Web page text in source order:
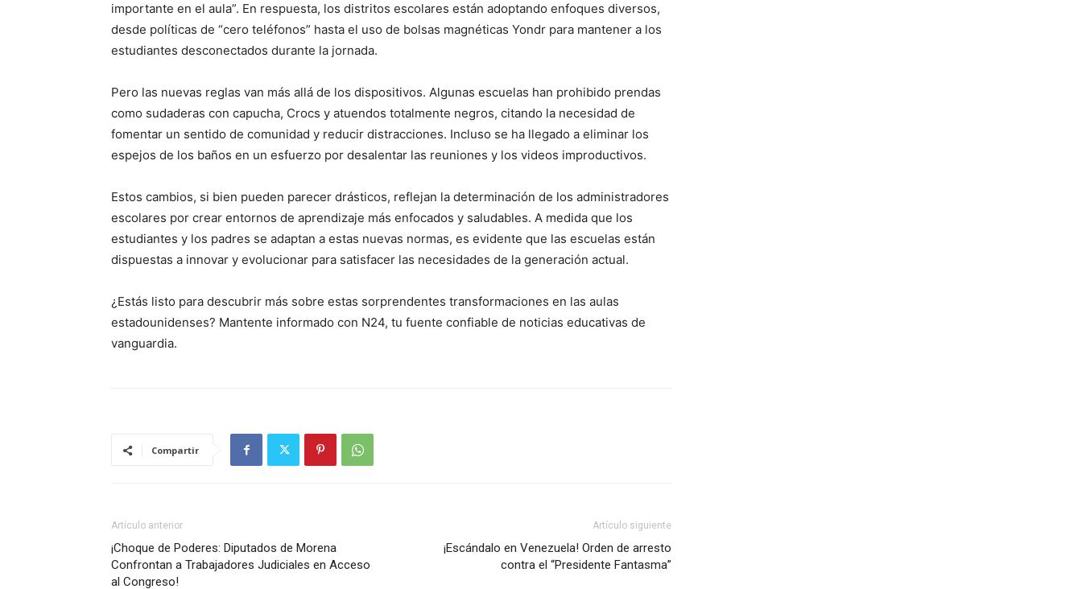
importante en el aula”. En respuesta, los distritos escolares están adoptando enfoques diversos,
desde políticas de “cero teléfonos” hasta el uso de bolsas magnéticas Yondr para mantener a los
estudiantes desconectados durante la jornada.
Pero las nuevas reglas van más allá de los dispositivos. Algunas escuelas han prohibido prendas
como sudaderas con capucha, Crocs y atuendos totalmente negros, citando la necesidad de
fomentar un sentido de comunidad y reducir distracciones. Incluso se ha llegado a eliminar los
espejos de los baños en un esfuerzo por desalentar las reuniones y los videos improductivos.
Estos cambios, si bien pueden parecer drásticos, reflejan la determinación de los administradores
escolares por crear entornos de aprendizaje más enfocados y saludables. A medida que los
estudiantes y los padres se adaptan a estas nuevas normas, es evidente que las escuelas están
dispuestas a innovar y evolucionar para satisfacer las necesidades de la generación actual.
¿Estás listo para descubrir más sobre estas sorprendentes transformaciones en las aulas
estadounidenses? Mantente informado con N24, tu fuente confiable de noticias educativas de
vanguardia.
Compartir
Artículo anterior
¡Choque de Poderes: Diputados de Morena
Confrontan a Trabajadores Judiciales en Acceso
al Congreso!
Artículo siguiente
¡Escándalo en Venezuela! Orden de arresto
contra el “Presidente Fantasma”